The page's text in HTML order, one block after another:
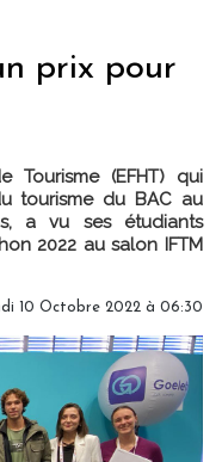
prix pour
Tourisme (EFHT) qui
tourisme du BAC au
a vu ses étudiants
2022 au salon IFTM
10 Octobre 2022 à 06:30